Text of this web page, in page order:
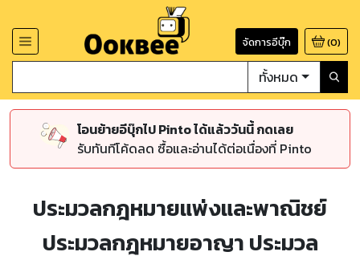
จัดการอีบุ๊ก (0)
ทั้งหมด
โอนย้ายอีบุ๊กไป Pinto ได้แล้ววันนี้ กดเลย
รับทันทีโค้ดลด ซื้อและอ่านได้ต่อเนื่องที่ Pinto
ประมวลกฎหมายแพ่งและพาณิชย์
ประมวลกฎหมายอาญา ประมวล